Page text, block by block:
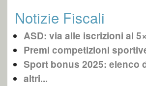
Notizie Fiscali
ASD: via alle iscrizioni al
Premi competizioni
Sport bonus 2025: elenco
altri...